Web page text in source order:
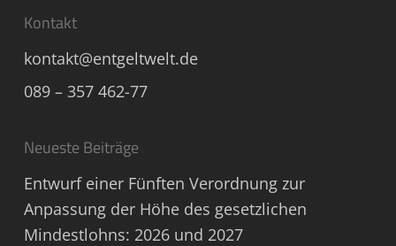
Kontakt
kontakt@entgeltwelt.de
089 – 357 462-77
Neueste Beiträge
Entwurf einer Fünften Verordnung zur
Anpassung der Höhe des gesetzlichen
Mindestlohns: 2026 und 2027